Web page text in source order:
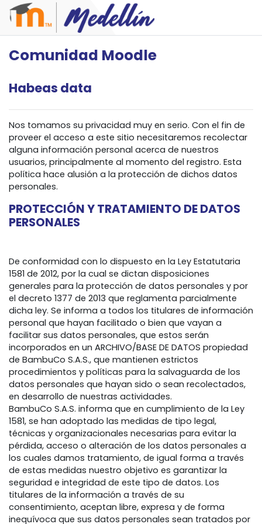
Salta al contenido principal
Comunidad Moodle
Habeas data
Nos tomamos su privacidad muy en serio. Con el fin de
proveer el acceso a este sitio necesitaremos recolectar
alguna información personal acerca de nuestros
usuarios, principalmente al momento del registro. Esta
política hace alusión a la protección de dichos datos
personales.
PROTECCIÓN Y TRATAMIENTO DE DATOS
PERSONALES
De conformidad con lo dispuesto en la Ley Estatutaria
1581 de 2012, por la cual se dictan disposiciones
generales para la protección de datos personales y por
el decreto 1377 de 2013 que reglamenta parcialmente
dicha ley. Se informa a todos los titulares de información
personal que hayan facilitado o bien que vayan a
facilitar sus datos personales, que estos serán
incorporados en un ARCHIVO/BASE DE DATOS propiedad
de BambuCo S.A.S., que mantienen estrictos
procedimientos y políticas para la salvaguarda de los
datos personales que hayan sido o sean recolectados,
en desarrollo de nuestras actividades.
BambuCo S.A.S. informa que en cumplimiento de la Ley
1581, se han adoptado las medidas de tipo legal,
técnicas y organizacionales necesarias para evitar la
pérdida, acceso o alteración de los datos personales a
los cuales damos tratamiento, de igual forma a través
de estas medidas nuestro objetivo es garantizar la
seguridad e integridad de este tipo de datos. Los
titulares de la información a través de su
consentimiento, aceptan libre, expresa y de forma
inequívoca que sus datos personales sean tratados por